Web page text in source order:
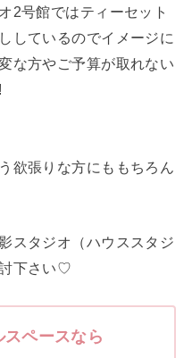
2号館ではティーセット
しているのでイメージに
な方やご予算が取れない
欲張りな方にももちろん
スタジオ（ハウススタジ
下さい♡
ペースなら